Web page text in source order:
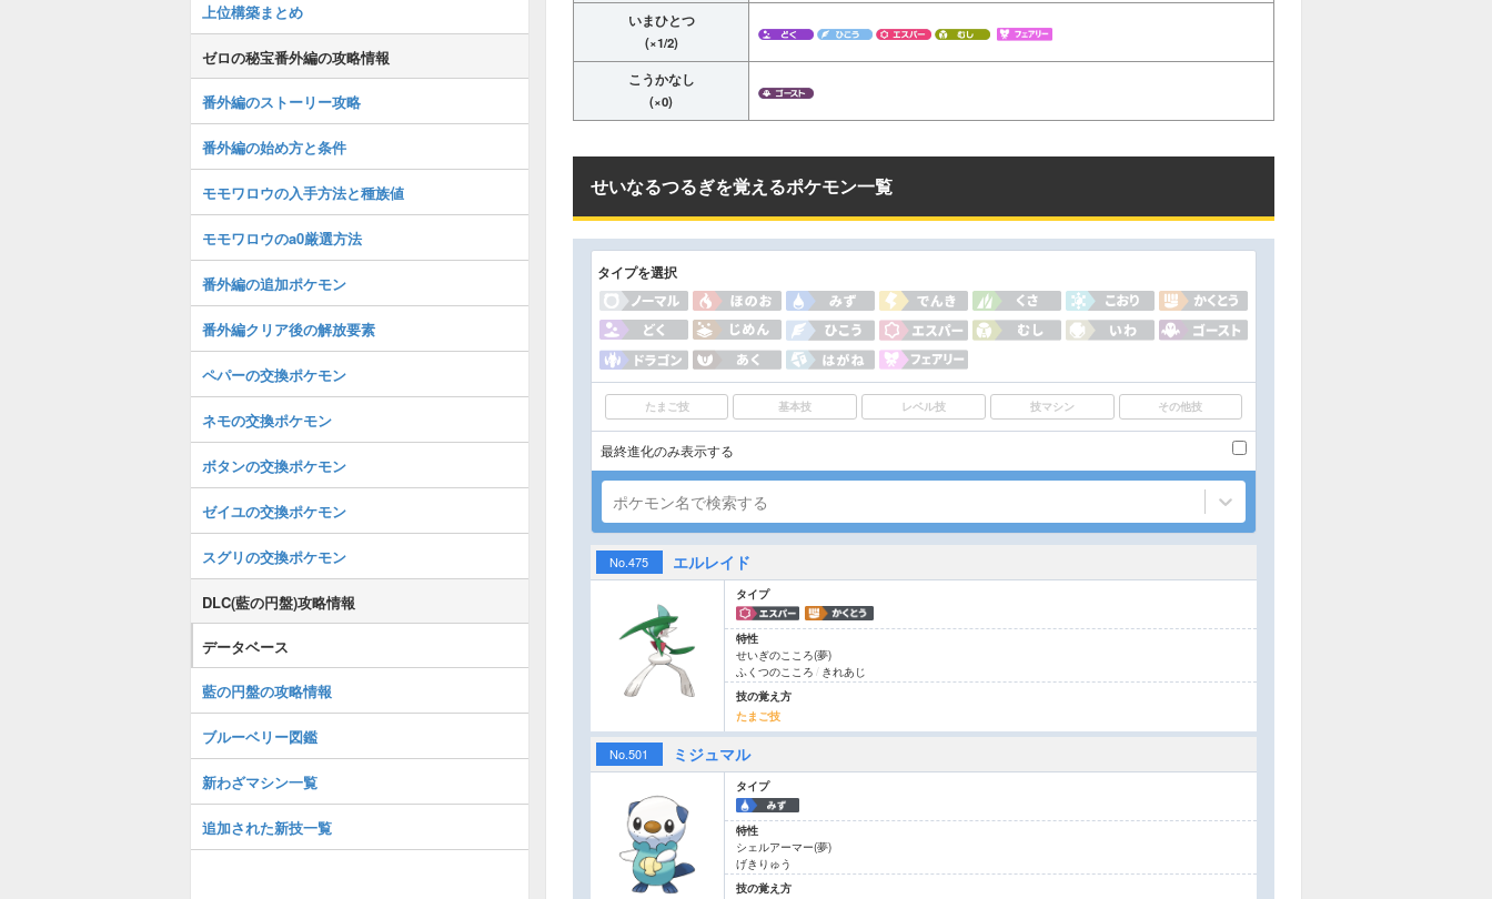
いまひとつ
(×1/2)
こうかなし
(×0)
せいなるつるぎを覚えるポケモン一覧
タイプを選択
たまご技 基本技 レベル技 技マシン その他技
最終進化のみ表示する
ポケモン名で検索する
No.475 エルレイド
タイプ
特性
せいぎのこころ(夢)
ふくつのこころ / きれあじ
技の覚え方
たまご技
No.501 ミジュマル
タイプ
特性
シェルアーマー(夢)
げきりゅう
技の覚え方
上位構築まとめ
ゼロの秘宝番外編の攻略情報
番外編のストーリー攻略
番外編の始め方と条件
モモワロウの入手方法と種族値
モモワロウのa0厳選方法
番外編の追加ポケモン
番外編クリア後の解放要素
ペパーの交換ポケモン
ネモの交換ポケモン
ボタンの交換ポケモン
ゼイユの交換ポケモン
スグリの交換ポケモン
DLC(藍の円盤)攻略情報
データベース
藍の円盤の攻略情報
ブルーベリー図鑑
新わざマシン一覧
追加された新技一覧